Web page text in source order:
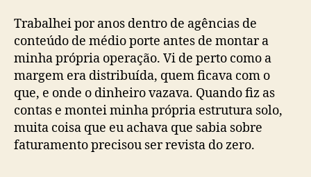
Trabalhei por anos dentro de agências de
conteúdo de médio porte antes de montar a
minha própria operação. Vi de perto como a
margem era distribuída, quem ficava com o
que, e onde o dinheiro vazava. Quando fiz as
contas e montei minha própria estrutura solo,
muita coisa que eu achava que sabia sobre
faturamento precisou ser revista do zero.